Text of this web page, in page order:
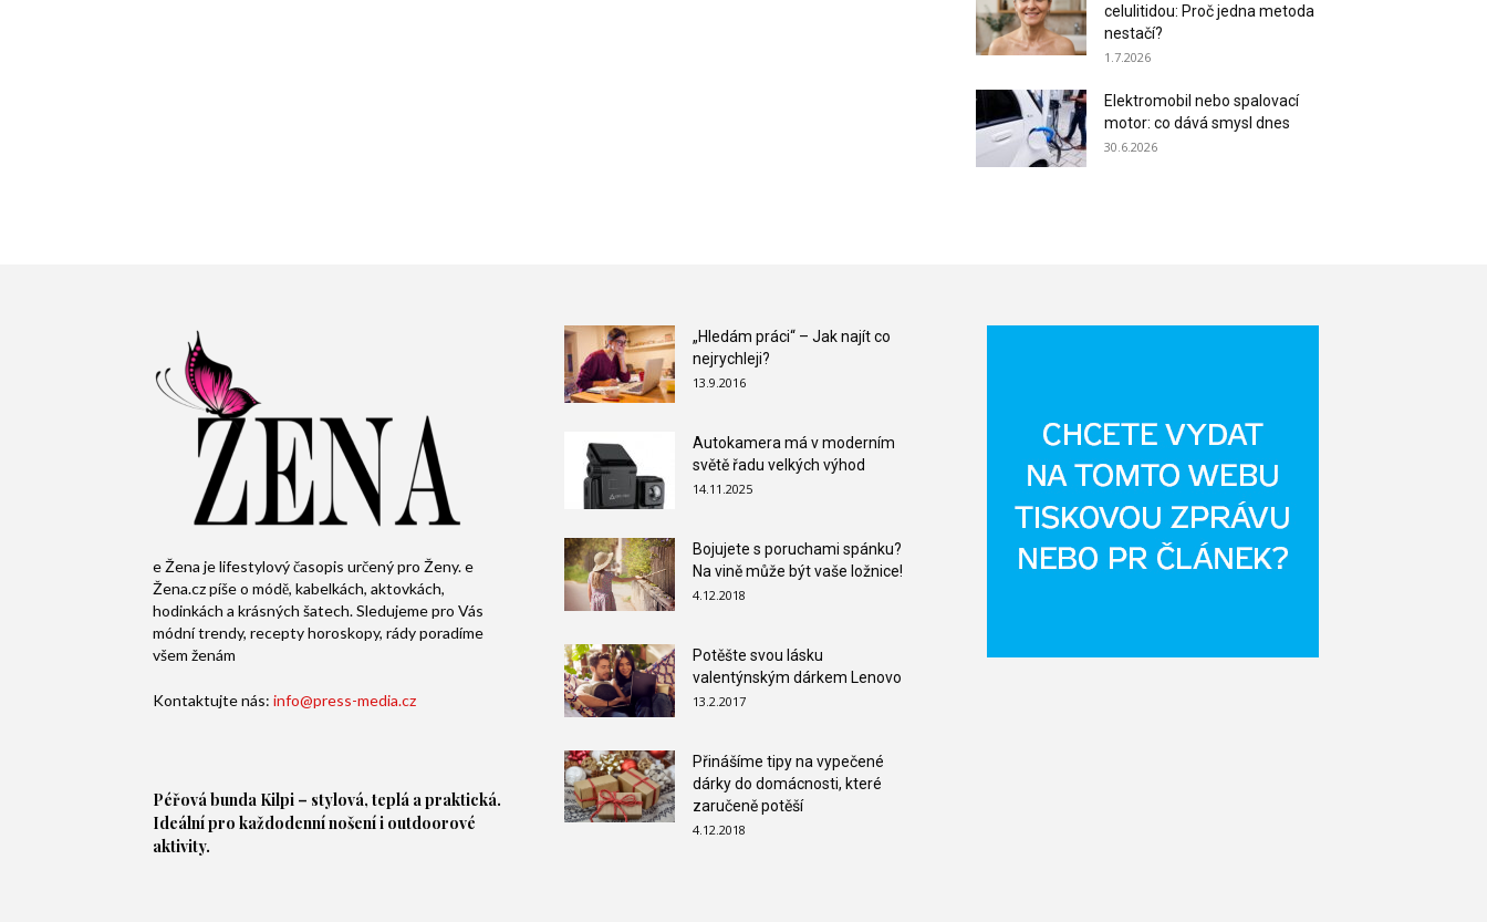
celulitidou: Proč jedna metoda
nestačí?
1.7.2026
Elektromobil nebo spalovací
motor: co dává smysl dnes
30.6.2026
e Žena je lifestylový časopis určený pro Ženy. e
Žena.cz píše o módě, kabelkách, aktovkách,
hodinkách a krásných šatech. Sledujeme pro Vás
módní trendy, recepty horoskopy, rády poradíme
všem ženám
Kontaktujte nás: info@press-media.cz
Péřová bunda Kilpi – stylová, teplá a praktická.
Ideální pro každodenní nošení i outdoorové
aktivity.
„Hledám práci“ – Jak najít co
nejrychleji?
13.9.2016
Autokamera má v moderním
světě řadu velkých výhod
14.11.2025
Bojujete s poruchami spánku?
Na vině může být vaše ložnice!
4.12.2018
Potěšte svou lásku
valentýnským dárkem Lenovo
13.2.2017
Přinášíme tipy na vypečené
dárky do domácnosti, které
zaručeně potěší
4.12.2018